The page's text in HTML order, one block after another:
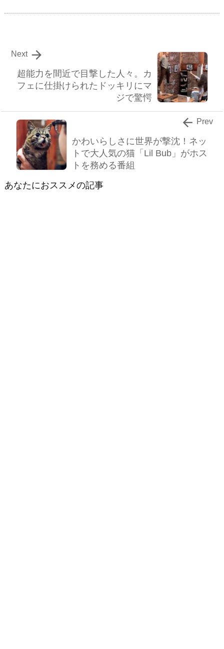
超能力を間近で目撃した人々。カ
フェに仕掛けられたドッキリにマ
ジで驚愕

Next
かわいらしさに世界が撃沈！ネッ
トで大人気の猫「Lil Bub」がホス
トを務める番組
 Prev
あなたにおススメの記事